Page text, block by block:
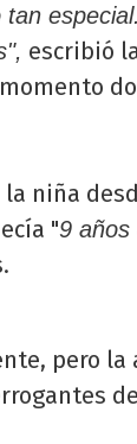
escribió
niña
"9 años
pero la